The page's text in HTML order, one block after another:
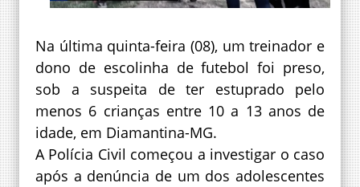
Na última quinta-feira (08), um treinador e
dono de escolinha de futebol foi preso,
sob a suspeita de ter estuprado pelo
menos 6 crianças entre 10 a 13 anos de
idade, em Diamantina-MG.
A Polícia Civil começou a investigar o caso
após a denúncia de um dos adolescentes